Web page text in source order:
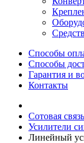
Способы
Способы
Гарантия и
Контакты
Сотовая
Усилители
Линейный